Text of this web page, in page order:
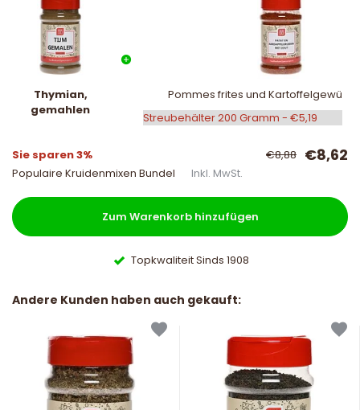
Thymian,
gemahlen
Pommes frites und Kartoffelgewürz
Sie sparen 3% €8,88 €8,62
Populaire Kruidenmixen Bundel Inkl. MwSt.
Zum Warenkorb hinzufügen
Topkwaliteit Sinds 1908
Andere Kunden haben auch gekauft: